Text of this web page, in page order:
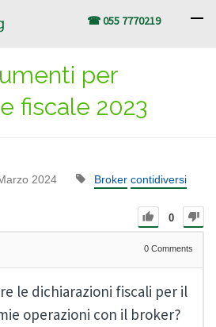
☎ 055 7770219
per
fiscale 2023
2024 Broker contidiversi
0
0 Comments
le dichiarazioni fiscali per il
operazioni con il broker?